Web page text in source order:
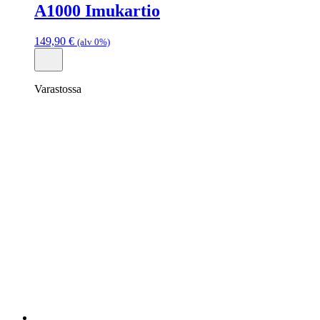
A1000 Imukartio
149,90 € (alv 0%)
Varastossa